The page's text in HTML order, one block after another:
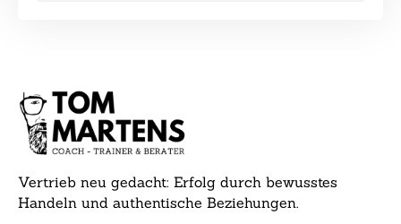
Vertrieb neu gedacht: Erfolg durch bewusstes
Handeln und authentische Beziehungen.